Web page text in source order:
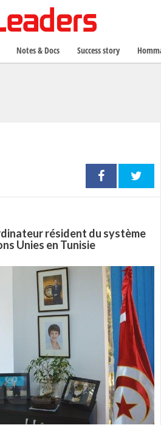
résident du système
Unies en Tunisie
Notes & Docs Success story